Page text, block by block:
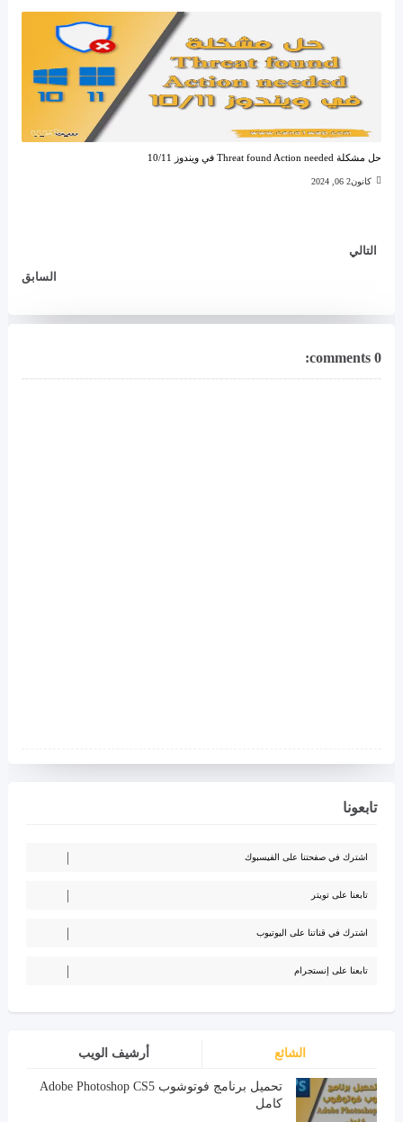
حل مشكلة Threat found Action needed في ويندوز 10/11
كانون2 06, 2024
التالي
السابق
0 comments:
تابعونا
اشترك في صفحتنا على الفيسبوك
تابعنا على تويتر
اشترك في قناتنا على اليوتيوب
تابعنا على إنستجرام
الشائع أرشيف الويب
تحميل برنامج فوتوشوب Adobe Photoshop CS5
كامل